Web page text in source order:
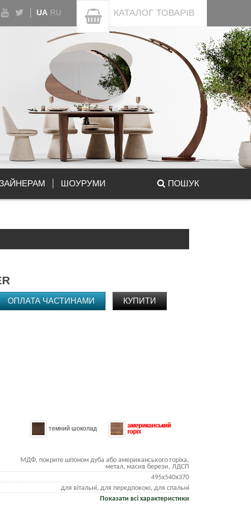
UA RU КАТАЛОГ ТОВАРІВ
ШОУРУМИ ПОШУК
ОПЛАТА ЧАСТИНАМИ КУПИТИ
темний шоколад
американський
горіх
МДФ, покрите шпоном дуба або американського горіха,
метал, масив берези, ЛДСП
495х540х370
для вітальні, для передпокою, для спальні
Показати всі характеристики